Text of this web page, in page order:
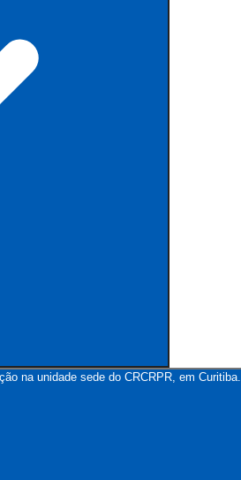
na unidade sede do CRCRPR, em Curitiba.